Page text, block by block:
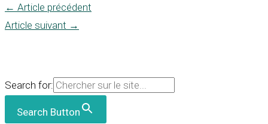
← Article précédent
Article suivant →
Search for:
Search Button